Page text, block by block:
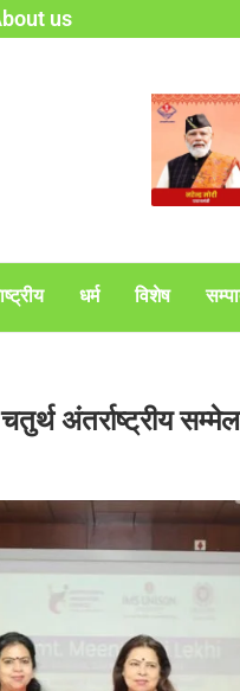
us
धर्म विशेष
अंतर्राष्ट्रीय